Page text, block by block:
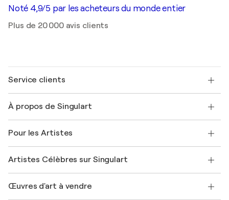
Noté 4,9/5 par les acheteurs du monde entier
Plus de 20 000 avis clients
Service clients
Expédition
Offrir une carte cadeau
Rejoignez notre programme commercial
Mon compte
+33 1 76 44 06 42
À propos de Singulart
FAQ
Magazine Singulart
Emplois
Découvrez une sélection d'art original
Pour les Artistes
Se connecter en tant qu'Artiste
Artistes Célèbres sur Singulart
Marc Chagall
Œuvres d'art à vendre